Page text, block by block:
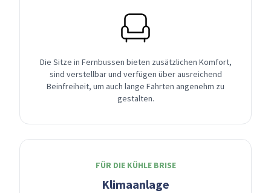
Die Sitze in Fernbussen bieten zusätzlichen Komfort,
sind verstellbar und verfügen über ausreichend
Beinfreiheit, um auch lange Fahrten angenehm zu
gestalten.
FÜR DIE KÜHLE BRISE
Klimaanlage